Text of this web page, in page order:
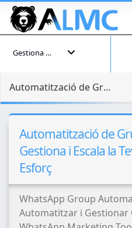
Gestiona el teu compte
Automatització de Grups WhatsApp: Gestiona i Escala la Teva Comunitat Sense Esforç
Automatització de
Gestiona i Escala la
Esforç
WhatsApp Group
Automatitzar i Gestionar